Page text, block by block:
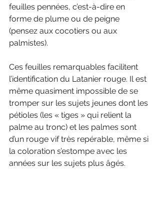
feuilles pennées, c’est-à-dire en
forme de plume ou de peigne
(pensez aux cocotiers ou aux
palmistes).
Ces feuilles remarquables facilitent
l’identification du Latanier rouge. Il est
même quasiment impossible de se
tromper sur les sujets jeunes dont les
pétioles (les « tiges » qui relient la
palme au tronc) et les palmes sont
d’un rouge vif très repérable, même si
la coloration s’estompe avec les
années sur les sujets plus âgés.